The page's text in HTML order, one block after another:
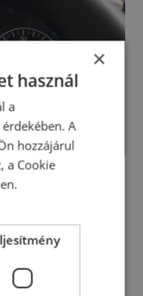
kék és sárga
City E autóbuszt,
színekkel
×
használ
a
A
hozzájárul
a Cookie